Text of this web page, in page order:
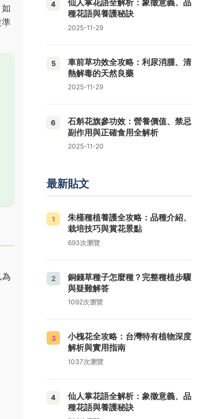
準
4
仙人掌花語全解析：象徵意義、品
種花語與養護秘訣
2025-11-29
5
車前草功效全攻略：利尿消腫、清
熱解毒的天然良藥
2025-11-29
6
石斛花旗參功效：營養價值、禁忌
副作用與正確食用全解析
2025-11-20
最新貼文
1
朱槿種植養護全攻略：品種介紹、
栽培技巧與賞花景點
693次瀏覽
2
銅錢草種子怎麼種？完整種植步驟
與疑難解答
1092次瀏覽
3
小槐花全攻略：台灣特有植物深度
解析與實用指南
1037次瀏覽
4
仙人掌花語全解析：象徵意義、品
種花語與養護秘訣